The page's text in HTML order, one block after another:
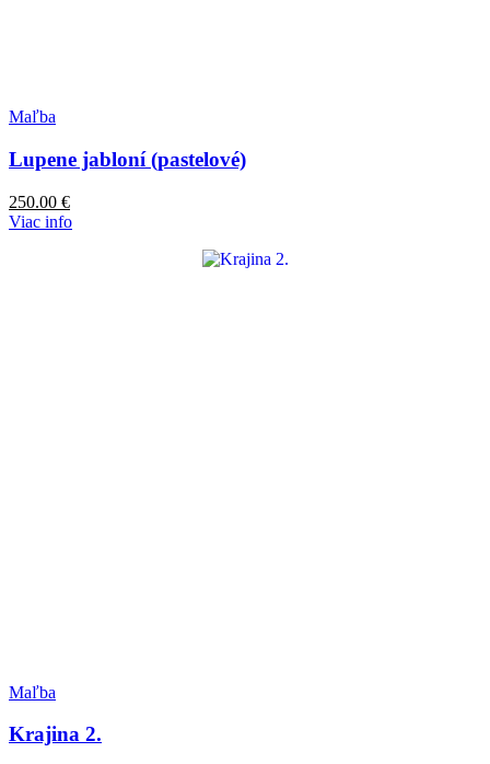
Maľba
Lupene jabloní (pastelové)
250.00 €
Viac info
Maľba
Krajina 2.